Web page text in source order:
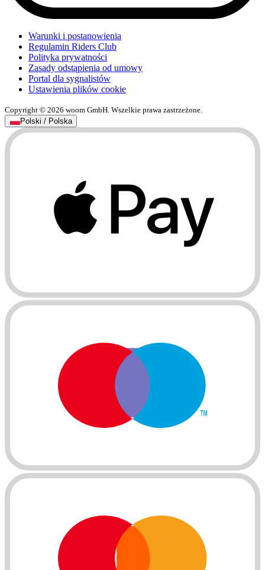
Warunki i postanowienia
Regulamin Riders Club
Polityka prywatności
Zasady odstąpienia od umowy
Portal dla sygnalistów
Ustawienia plików cookie
Copyright © 2026 woom GmbH. Wszelkie prawa zastrzeżone.
Polski / Polska